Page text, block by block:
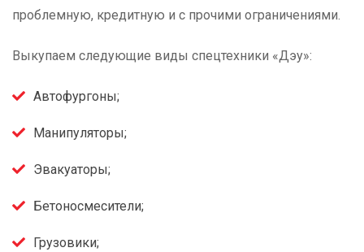
проблемную, кредитную и с прочими ограничениями.
Выкупаем следующие виды спецтехники «Дэу»:
Автофургоны;
Манипуляторы;
Эвакуаторы;
Бетоносмесители;
Грузовики;